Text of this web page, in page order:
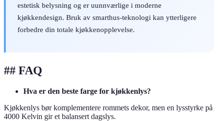
estetisk belysning og er uunnværlige i moderne
kjøkkendesign. Bruk av smarthus-teknologi kan ytterligere
forbedre din totale kjøkkenopplevelse.
## FAQ
Hva er den beste farge for kjøkkenlys?
Kjøkkenlys bør komplementere rommets dekor, men en lysstyrke på
4000 Kelvin gir et balansert dagslys.